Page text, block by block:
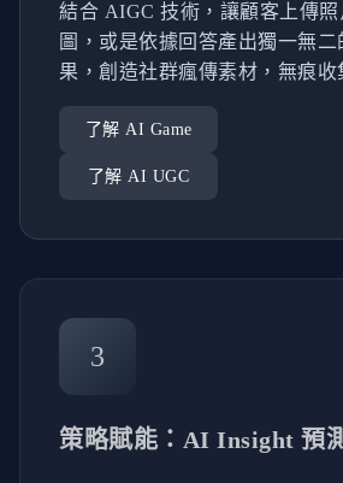
結合 AIGC 技術，讓顧客上傳
圖，或是依據回答產出獨一無
果，創造社群瘋傳素材，無痕收
了解 AI Game
了解 AI UGC
3
策略賦能：AI Insight 預